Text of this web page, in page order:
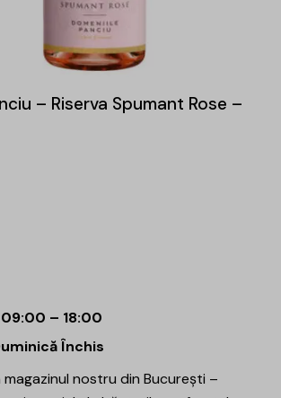
– Riserva Spumant Rose –
– 18:00
Închis
nostru din București –